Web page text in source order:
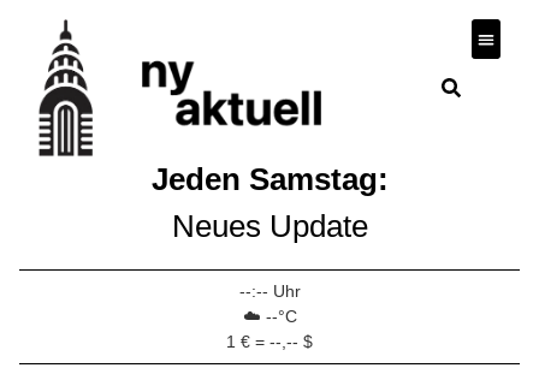
Jeden Samstag:
Neues Update
--:-- Uhr
☁️ --°C
1 € = --,-- $